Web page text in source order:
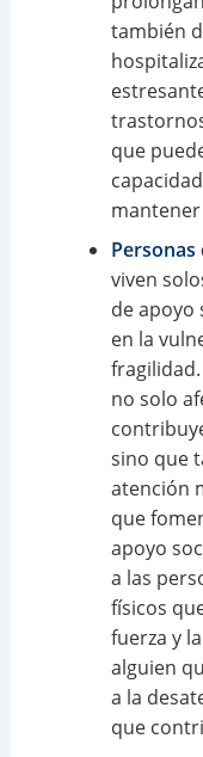
también
que
Personas
viven
de apoyo
en la
no solo
sino que
atención
que
apoyo
a las
físicos
fuerza y
alguien
a la
que